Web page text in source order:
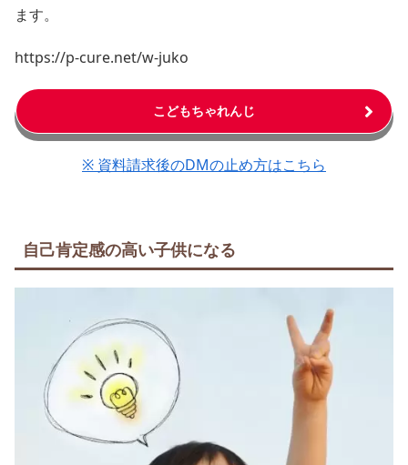
ます。
https://p-cure.net/w-juko
こどもちゃれんじ
※ 資料請求後のDMの止め方はこちら
自己肯定感の高い子供になる